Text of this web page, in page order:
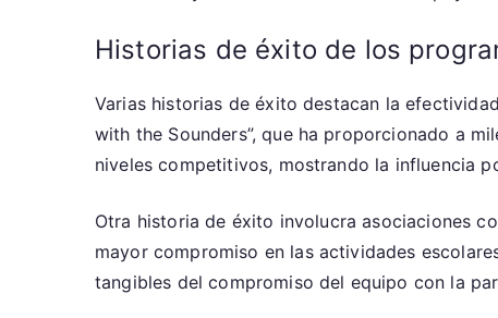
Historias de éxito de los
Varias historias de éxito destacan la
with the Sounders”, que ha proporcionado a
niveles competitivos, mostrando la influencia
Otra historia de éxito involucra asociaciones
mayor compromiso en las actividades
tangibles del compromiso del equipo con la